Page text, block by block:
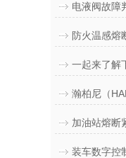
电液阀故障
装车数字控